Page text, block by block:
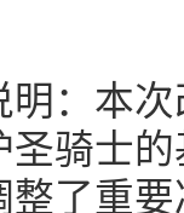
明：本
圣骑士
整了重